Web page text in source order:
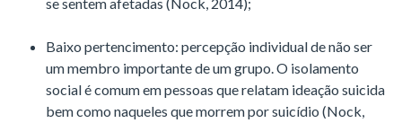
Baixo pertencimento: percepção individual de não ser
um membro importante de um grupo. O isolamento
social é comum em pessoas que relatam ideação suicida
bem como naqueles que morrem por suicídio (Nock,